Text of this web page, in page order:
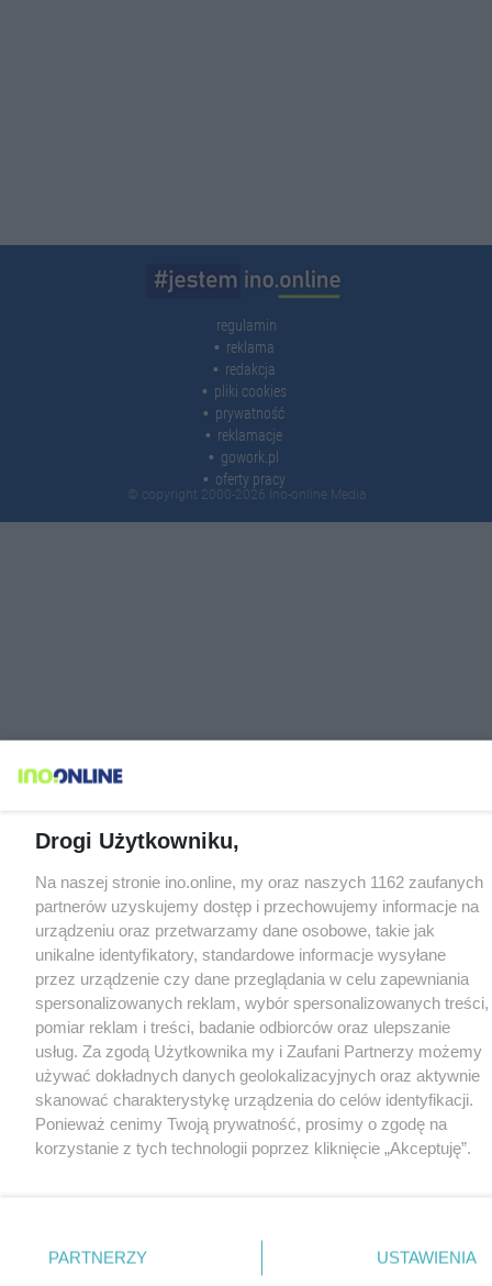
regulamin
reklama
redakcja
pliki cookies
prywatność
reklamacje
gowork.pl
oferty pracy
© copyright 2000-2026 Ino-online Media
Drogi Użytkowniku,
Na naszej stronie ino.online, my oraz naszych 1162 zaufanych
partnerów uzyskujemy dostęp i przechowujemy informacje na
urządzeniu oraz przetwarzamy dane osobowe, takie jak
unikalne identyfikatory, standardowe informacje wysyłane
przez urządzenie czy dane przeglądania w celu zapewniania
spersonalizowanych reklam, wybór spersonalizowanych treści,
pomiar reklam i treści, badanie odbiorców oraz ulepszanie
usług. Za zgodą Użytkownika my i Zaufani Partnerzy możemy
używać dokładnych danych geolokalizacyjnych oraz aktywnie
skanować charakterystykę urządzenia do celów identyfikacji.
Ponieważ cenimy Twoją prywatność, prosimy o zgodę na
korzystanie z tych technologii poprzez kliknięcie „Akceptuję”.
nie wymagają zgody użytkownika, ale masz prawo sprzeciwić
się takiemu przetwarzaniu. Preferencje będą miały
PARTNERZY USTAWIENIA